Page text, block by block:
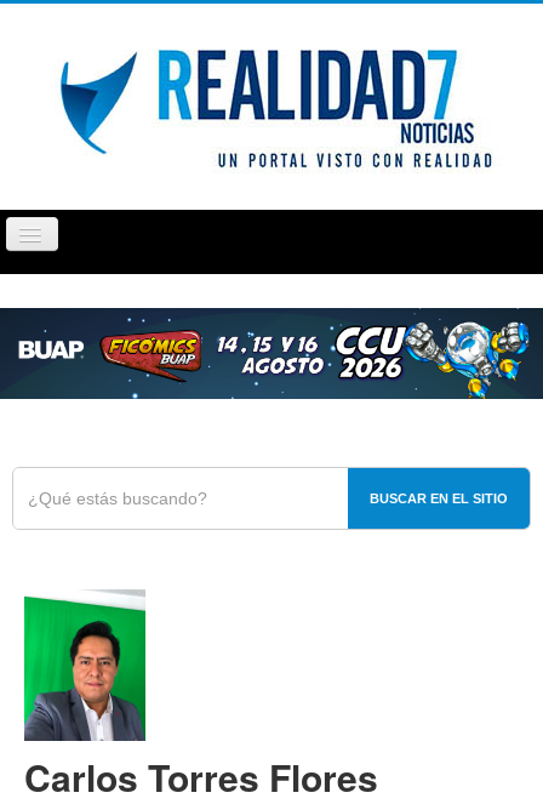
Cambiar
navegación
PUEBLA TLAXCALA OPINIÓN
BUSCAR EN EL SITIO
Carlos Torres Flores